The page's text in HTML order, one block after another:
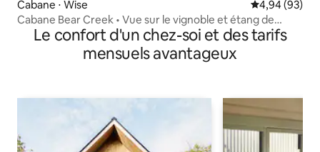
Cabane ⋅ Wise Évaluation
4,94 (93)
Cabane Bear Creek • Vue sur le vignoble et étang de
pêche
Le confort d'un chez-soi et des tarifs
mensuels avantageux